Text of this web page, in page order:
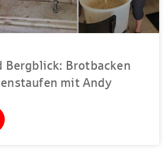
Bergblick: Brotbacken
mit Andy